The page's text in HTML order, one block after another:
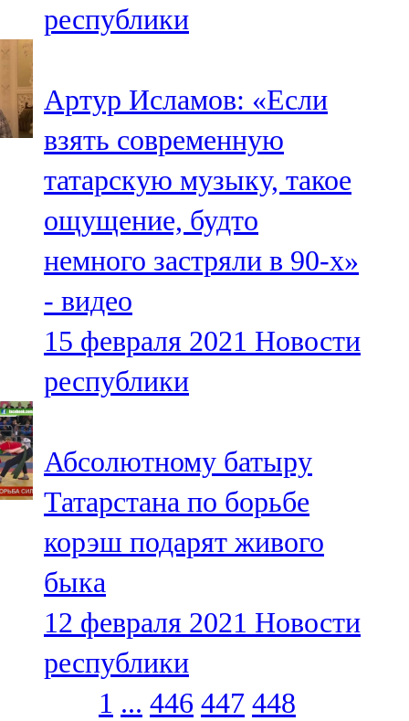
республики
Артур Исламов: «Если
взять современную
татарскую музыку, такое
ощущение, будто
немного застряли в 90-х»
- видео
15 февраля 2021 Новости
республики
Абсолютному батыру
Татарстана по борьбе
корэш подарят живого
быка
12 февраля 2021 Новости
республики
1 ... 446 447 448